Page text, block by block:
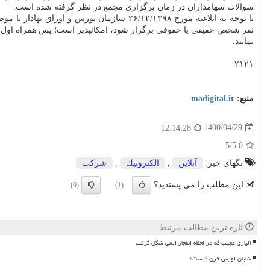
سوالات سهامداران در زمان برگزاری مجمع در نظر گرفته شده است.
نمایند.
۲۱۲۱
منبع: madigital.ir
1400/04/29
12:14:28
5.0
/5
تگهای خبر:
آنلاین الكترونیك شركت
این مطلب را می پسندید؟ (1)
(0)
تازه ترین مطالب مرتبط
آلیاژی عجیب که در لحظه انفجار اتمی شکل گرفت
شایان اویس قرن کیست؟